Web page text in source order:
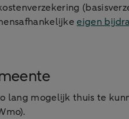
eigen
lang mogelijk thuis te